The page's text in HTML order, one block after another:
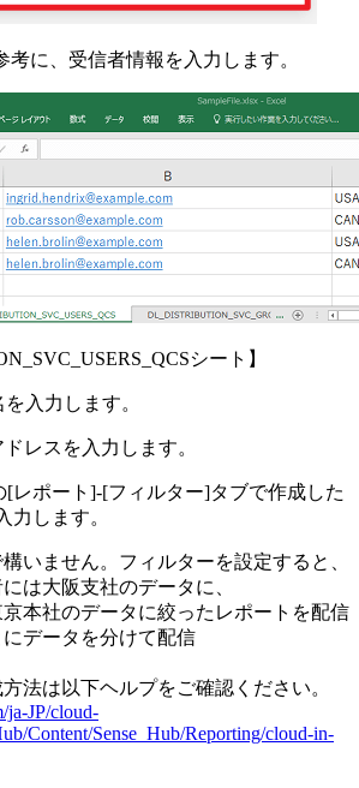
考に、受信者情報を入力します。
シート】
入力します。
レスを入力します。
[レポート]-[フィルター]タブで作成した
力します。
いません。フィルターを設定すると、
は大阪支社のデータに、
本社のデータに絞ったレポートを配信
データを分けて配信
法は以下ヘルプをご確認ください。
ja-JP/cloud-
Content/Sense_Hub/Reporting/cloud-in-